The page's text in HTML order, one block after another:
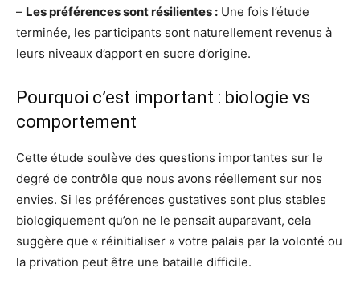
– Les préférences sont résilientes : Une fois l’étude
terminée, les participants sont naturellement revenus à
leurs niveaux d’apport en sucre d’origine.
Pourquoi c’est important : biologie vs
comportement
Cette étude soulève des questions importantes sur le
degré de contrôle que nous avons réellement sur nos
envies. Si les préférences gustatives sont plus stables
biologiquement qu’on ne le pensait auparavant, cela
suggère que « réinitialiser » votre palais par la volonté ou
la privation peut être une bataille difficile.